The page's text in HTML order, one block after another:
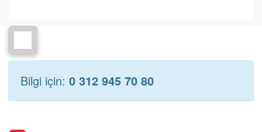
Bilgi için: 0 312 945 70 80